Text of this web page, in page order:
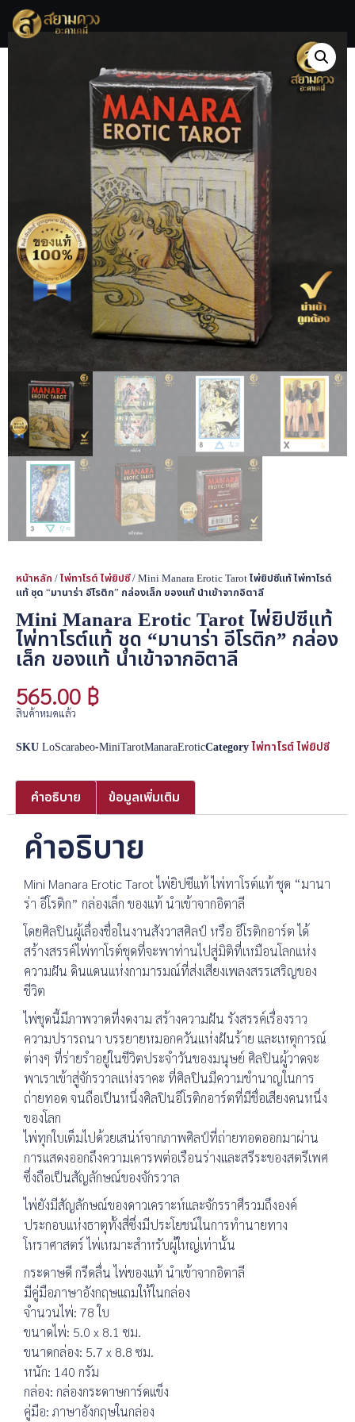
หน้าหลัก /ไพ่ทาโรต์ ไพ่ยิปซี/ Mini Manara Erotic Tarot ไพ่ยิปซีแท้ ไพ่ทาโรต์
แท้ ชุด “มานาร่า อีโรติก” กล่องเล็ก ของแท้ นำเข้าจากอิตาลี
Mini Manara Erotic Tarot ไพ่ยิปซีแท้
ไพ่ทาโรต์แท้ ชุด “มานาร่า อีโรติก” กล่อง
เล็ก ของแท้ นำเข้าจากอิตาลี
565.00 ฿
สินค้าหมดแล้ว
SKULoScarabeo-MiniTarotManaraEroticCategoryไพ่ทาโรต์ ไพ่ยิปซี
คำอธิบาย ข้อมูลเพิ่มเติม
คำอธิบาย
Mini Manara Erotic Tarot ไพ่ยิปซีแท้ ไพ่ทาโรต์แท้ ชุด “มานา
ร่า อีโรติก” กล่องเล็ก ของแท้ นำเข้าจากอิตาลี
โดยศิลปินผู้เลื่องชื่อในงานสังวาสศิลป์ หรือ อีโรติกอาร์ต ได้
สร้างสรรค์ไพ่ทาโรต์ชุดที่จะพาท่านไปสู่มิติที่เหมือนโลกแห่ง
ความฝัน ดินแดนแห่งกามารมณ์ที่ส่งเสียงเพลงสรรเสริญของ
ชีวิต
ไพ่ชุดนี้มีภาพวาดที่งดงาม สร้างความฝัน รังสรรค์เรื่องราว
ความปรารถนา บรรยายหมอกควันแห่งฝันร้าย และเหตุการณ์
ต่างๆ ที่ร่ายรำอยู่ในชีวิตประจำวันของมนุษย์ ศิลปินผู้วาดจะ
พาเราเข้าสู่จักรวาลแห่งราคะ ที่ศิลปินมีความชำนาญในการ
ถ่ายทอด จนถือเป็นหนึ่งศิลปินอีโรติกอาร์ตที่มีชื่อเสียงคนหนึ่ง
ของโลก
ไพ่ทุกใบเต็มไปด้วยเสน่ห์จากภาพศิลป์ที่ถ่ายทอดออกมาผ่าน
การแสดงออกถึงความเคารพต่อเรือนร่างและสรีระของสตรีเพศ
ซึ่งถือเป็นสัญลักษณ์ของจักรวาล
ไพ่ยังมีสัญลักษณ์ของดาวเคราะห์และจักรราศีรวมถึงองค์
ประกอบแห่งธาตุทั้งสี่ซึ่งมีประโยชน์ในการทำนายทาง
โหราศาสตร์ ไพ่เหมาะสำหรับผู้ใหญ่เท่านั้น
กระดาษดี กรีดลื่น ไพ่ของแท้ นำเข้าจากอิตาลี
มีคู่มือภาษาอังกฤษแถมให้ในกล่อง
จำนวนไพ่: 78 ใบ
ขนาดไพ่: 5.0 x 8.1 ซม.
ขนาดกล่อง: 5.7 x 8.8 ซม.
หนัก: 140 กรัม
กล่อง: กล่องกระดาษการ์ดแข็ง
คู่มือ: ภาษาอังกฤษในกล่อง